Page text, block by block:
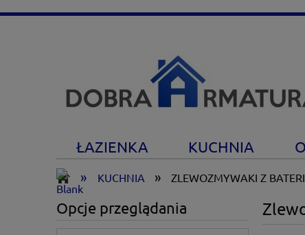
ŁAZIENKA KUCHNIA
» KUCHNIA » ZLEWOZMYWAKI Z
Opcje przeglądania